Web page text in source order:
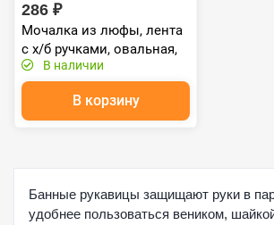
286 ₽
Мочалка из люфы, лента
с х/б ручками, овальная,
38х9 см (96х9 см с
ручками), medium, для
бани и саун
В наличии
В корзину
Банные рукавицы защищают руки в
удобнее пользоваться веником,